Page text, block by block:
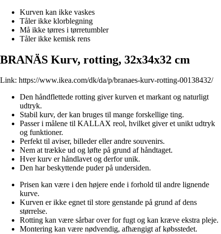
Kurven kan ikke vaskes
Tåler ikke klorblegning
Må ikke tørres i tørretumbler
Tåler ikke kemisk rens
BRANÄS Kurv, rotting, 32x34x32 cm
Link: https://www.ikea.com/dk/da/p/branaes-kurv-rotting-00138432/
Den håndflettede rotting giver kurven et markant og naturligt
udtryk.
Stabil kurv, der kan bruges til mange forskellige ting.
Passer i målene til KALLAX reol, hvilket giver et unikt udtryk
og funktioner.
Perfekt til aviser, billeder eller andre souvenirs.
Nem at trække ud og løfte på grund af håndtaget.
Hver kurv er håndlavet og derfor unik.
Den har beskyttende puder på undersiden.
Prisen kan være i den højere ende i forhold til andre lignende
kurve.
Kurven er ikke egnet til store genstande på grund af dens
størrelse.
Rotting kan være sårbar over for fugt og kan kræve ekstra pleje.
Montering kan være nødvendig, afhængigt af købsstedet.